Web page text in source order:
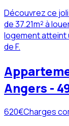
Découvrez ce
de 37.21m² à
logement atteint
de F.
Angers -
620€Charges